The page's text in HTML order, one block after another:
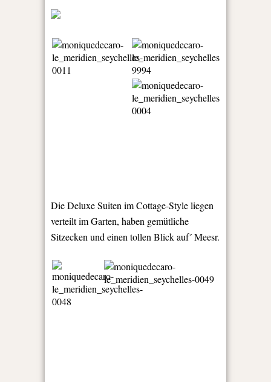
Die Deluxe Suiten im Cottage-Style liegen
verteilt im Garten, haben gemütliche
Sitzecken und einen tollen Blick auf´ Meesr.